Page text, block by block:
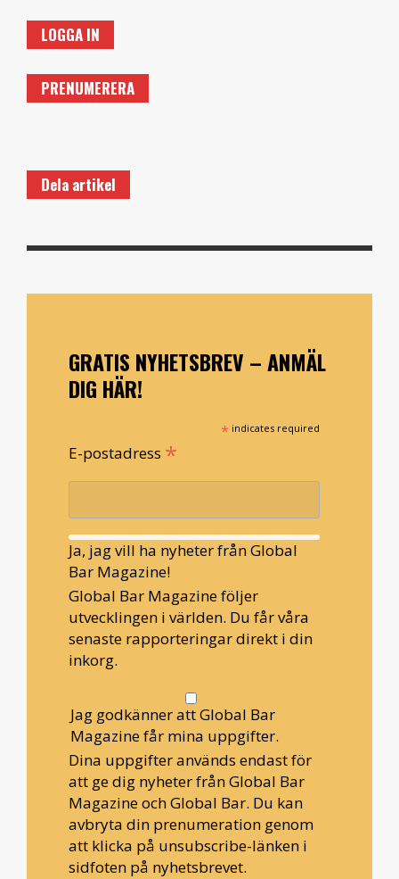
LOGGA IN
PRENUMERERA
Dela artikel
GRATIS NYHETSBREV – ANMÄL
DIG HÄR!
* indicates required
E-postadress *
Ja, jag vill ha nyheter från Global
Bar Magazine!
Global Bar Magazine följer
utvecklingen i världen. Du får våra
senaste rapporteringar direkt i din
inkorg.
Jag godkänner att Global Bar
Magazine får mina uppgifter.
Dina uppgifter används endast för
att ge dig nyheter från Global Bar
Magazine och Global Bar. Du kan
avbryta din prenumeration genom
att klicka på unsubscribe-länken i
sidfoten på nyhetsbrevet.